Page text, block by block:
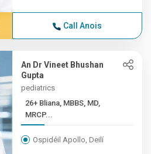
Call Anois
An Dr Vineet Bhushan
Gupta
pediatrics
26+ Bliana, MBBS, MD,
MRCP...
Ospidéil Apollo, Deilí